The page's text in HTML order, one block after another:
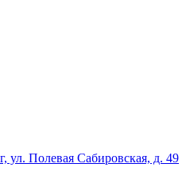
ул. Полевая Сабировская, д. 49